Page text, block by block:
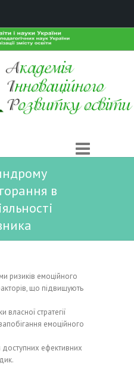
в
ризиків емоційного
що підвищують
стратегії
емоційного
ефективних